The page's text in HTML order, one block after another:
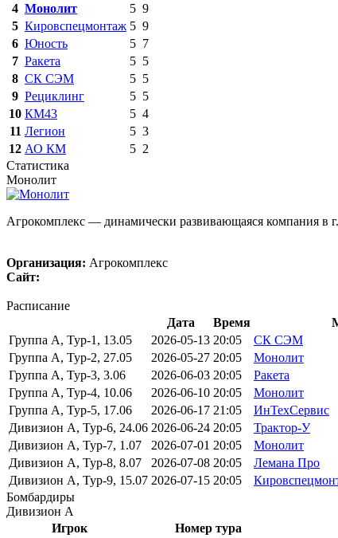
4 Монолит 5 9
5 Кировспецмонтаж 5 9
6 Юность 5 7
7 Ракета 5 5
8 СК СЭМ 5 5
9 Рециклинг 5 5
10 КМ43 5 4
11 Легион 5 3
12 АО КМ 5 2
Статистика
Монолит
Агрокомплекс — динамически развивающаяся компания в
Организация: Агрокомплекс
Сайт:
Расписание
Дата
Время
Группа А, Тур-1, 13.05
2026-05-13 20:05 СК СЭМ
Группа А, Тур-2, 27.05 2026-05-27 20:05 Монолит
Группа А, Тур-3, 3.06 2026-06-03 20:05 Ракета
Группа А, Тур-4, 10.06 2026-06-10 20:05 Монолит
Группа А, Тур-5, 17.06 2026-06-17 21:05 ИнТехСервис
Дивизион А, Тур-6, 24.06 2026-06-24 20:05 Трактор-У
Дивизион А, Тур-7, 1.07 2026-07-01 20:05 Монолит
Дивизион А, Тур-8, 8.07 2026-07-08 20:05 Лемана Про
Дивизион А, Тур-9, 15.07 2026-07-15 20:05
Бомбардиры
Дивизион А
Игрок
Номер тура